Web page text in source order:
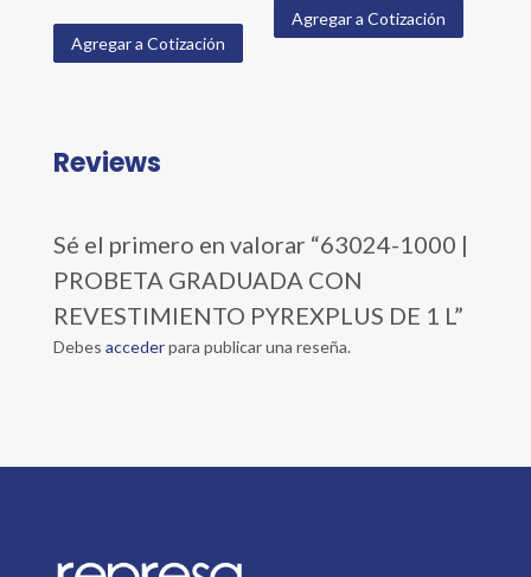
Agregar a Cotización
Agregar a Cotización
Reviews
Sé el primero en valorar “63024-1000 |
PROBETA GRADUADA CON
REVESTIMIENTO PYREXPLUS DE 1 L”
Debes accederpara publicar una reseña.